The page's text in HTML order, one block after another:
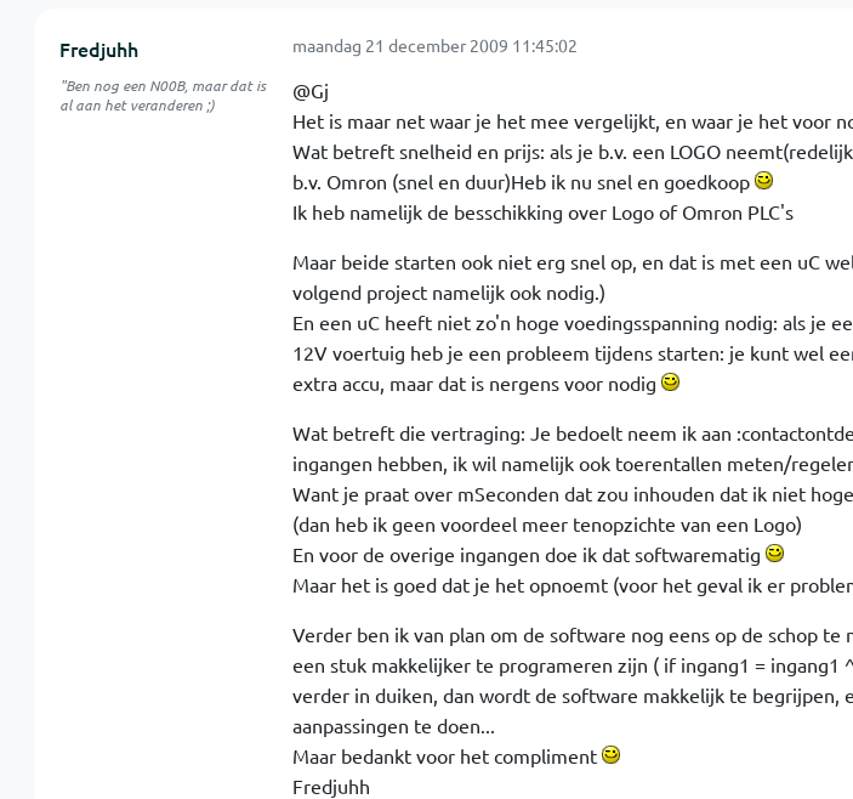
Fredjuhh
"Ben nog een N00B, maar dat is
al aan het veranderen ;)
maandag 21 december 2009 11:45:02
@Gj
Het is maar net waar je het mee vergelijkt, en waar je het voor
Wat betreft snelheid en prijs: als je b.v. een LOGO
b.v. Omron (snel en duur)Heb ik nu snel en goedkoop
Ik heb namelijk de besschikking over Logo of Omron PLC's
Maar beide starten ook niet erg snel op, en dat is met een uC
volgend project namelijk ook nodig.)
En een uC heeft niet zo'n hoge voedingsspanning nodig: als je
12V voertuig heb je een probleem tijdens starten: je kunt wel
extra accu, maar dat is nergens voor nodig
Wat betreft die vertraging: Je bedoelt neem ik aan
ingangen hebben, ik wil namelijk ook toerentallen meten/
Want je praat over mSeconden dat zou inhouden dat ik niet
(dan heb ik geen voordeel meer tenopzichte van een Logo)
En voor de overige ingangen doe ik dat softwarematig
Maar het is goed dat je het opnoemt (voor het geval ik er
Verder ben ik van plan om de software nog eens op de schop
een stuk makkelijker te programeren zijn ( if ingang1 = ingang1
verder in duiken, dan wordt de software makkelijk te begrijpen,
aanpassingen te doen...
Maar bedankt voor het compliment
Fredjuhh